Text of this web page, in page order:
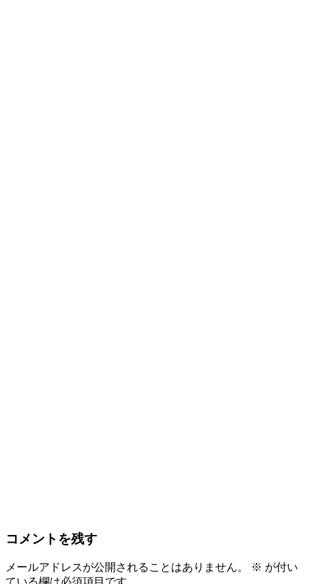
コメントを残す
メールアドレスが公開されることはありません。 ※ が付い